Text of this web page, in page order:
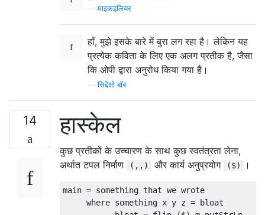
—माइकइलियर
हाँ, मुझे इसके बारे में बुरा लग रहा है। लेकिन यह
प्रत्येक कविता के लिए एक अलग प्रतीक है, जैसा
कि ओपी द्वारा अनुरोध किया गया है।
—सिद्देशो बॉब
14 हास्केल
कुछ प्रतीकों के उच्चारण के साथ कुछ स्वतंत्रता लेना,
अर्थात टपल निर्माण
(,,) और कार्य अनुप्रयोग ($) ।
main = something that we wrote
where something x y z = bloat